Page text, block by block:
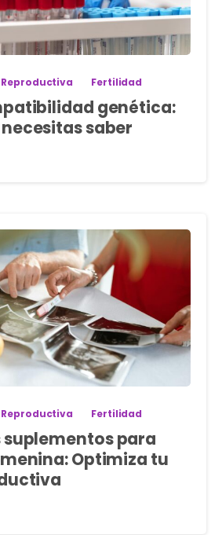
Fertilidad
genética:
saber
Fertilidad
suplementos para
Optimiza tu